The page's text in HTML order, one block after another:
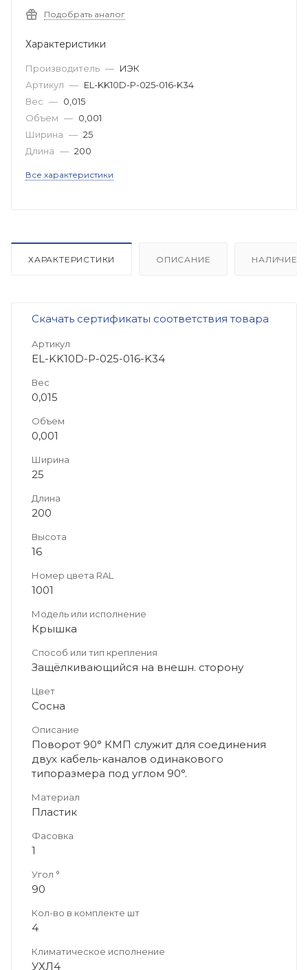
Подобрать аналог
Характеристики
Производитель — ИЭК
Артикул — EL-KK10D-P-025-016-K34
Вес — 0,015
Объем — 0,001
Ширина — 25
Длина — 200
Все характеристики
ХАРАКТЕРИСТИКИ ОПИСАНИЕ НАЛИЧИЕ
Скачать сертификаты соответствия товара
Артикул
EL-KK10D-P-025-016-K34
Вес
0,015
Объем
0,001
Ширина
25
Длина
200
Высота
16
Номер цвета RAL
1001
Модель или исполнение
Крышка
Способ или тип крепления
Защёлкивающийся на внешн. сторону
Цвет
Сосна
Описание
Поворот 90° КМП служит для соединения
двух кабель-каналов одинакового
типоразмера под углом 90°.
Материал
Пластик
Фасовка
1
Угол °
90
Кол-во в комплекте шт
4
Климатическое исполнение
УХЛ4